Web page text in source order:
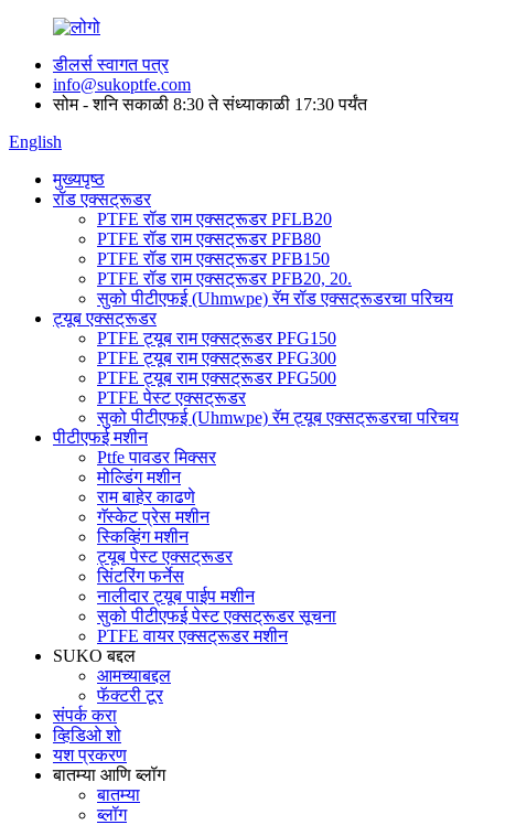
डीलर्स स्वागत पत्र
info@sukoptfe.com
सोम - शनि सकाळी 8:30 ते संध्याकाळी 17:30 पर्यंत
English
मुख्यपृष्ठ
रॉड एक्सट्रूडर
PTFE रॉड राम एक्सट्रूडर PFLB20
PTFE रॉड राम एक्सट्रूडर PFB80
PTFE रॉड राम एक्सट्रूडर PFB150
PTFE रॉड राम एक्सट्रूडर PFB20, 20.
सुको पीटीएफई (Uhmwpe) रॅम रॉड एक्सट्रूडरचा परिचय
ट्यूब एक्सट्रूडर
PTFE ट्यूब राम एक्सट्रूडर PFG150
PTFE ट्यूब राम एक्सट्रूडर PFG300
PTFE ट्यूब राम एक्सट्रूडर PFG500
PTFE पेस्ट एक्सट्रूडर
सुको पीटीएफई (Uhmwpe) रॅम ट्यूब एक्सट्रूडरचा परिचय
पीटीएफई मशीन
Ptfe पावडर मिक्सर
मोल्डिंग मशीन
राम बाहेर काढणे
गॅस्केट प्रेस मशीन
स्किव्हिंग मशीन
ट्यूब पेस्ट एक्सट्रूडर
सिंटरिंग फर्नेस
नालीदार ट्यूब पाईप मशीन
सुको पीटीएफई पेस्ट एक्सट्रूडर सूचना
PTFE वायर एक्सट्रूडर मशीन
SUKO बद्दल
आमच्याबद्दल
फॅक्टरी टूर
संपर्क करा
व्हिडिओ शो
यश प्रकरण
बातम्या आणि ब्लॉग
बातम्या
ब्लॉग